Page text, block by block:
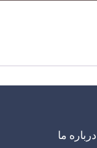
درباره ما